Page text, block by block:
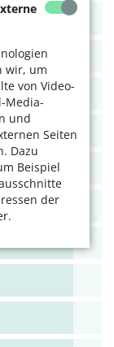
wir, um
von Video-
Media-
und
Seiten
Dazu
Beispiel
der